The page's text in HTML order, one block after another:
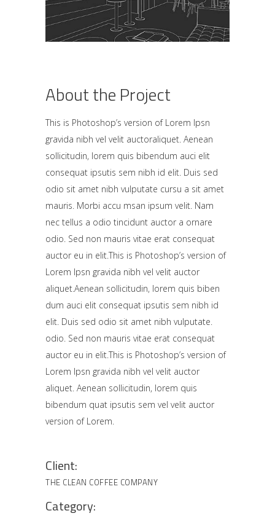
About the Project
This is Photoshop’s version of Lorem Ipsn
gravida nibh vel velit auctoraliquet. Aenean
sollicitudin, lorem quis bibendum auci elit
consequat ipsutis sem nibh id elit. Duis sed
odio sit amet nibh vulputate cursu a sit amet
mauris. Morbi accu msan ipsum velit. Nam
nec tellus a odio tincidunt auctor a ornare
odio. Sed non mauris vitae erat consequat
auctor eu in elit.This is Photoshop’s version of
Lorem Ipsn gravida nibh vel velit auctor
aliquet.Aenean sollicitudin, lorem quis biben
dum auci elit consequat ipsutis sem nibh id
elit. Duis sed odio sit amet nibh vulputate.
odio. Sed non mauris vitae erat consequat
auctor eu in elit.This is Photoshop’s version of
Lorem Ipsn gravida nibh vel velit auctor
aliquet. Aenean sollicitudin, lorem quis
bibendum quat ipsutis sem vel velit auctor
version of Lorem.
Client:
THE CLEAN COFFEE COMPANY
Category: